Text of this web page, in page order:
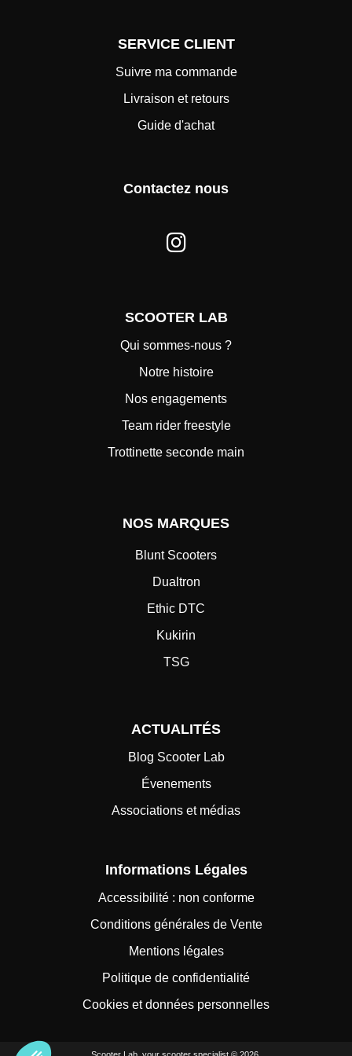
SERVICE CLIENT
Suivre ma commande
Livraison et retours
Guide d'achat
Contactez nous
SCOOTER LAB
Qui sommes-nous ?
Notre histoire
Nos engagements
Team rider freestyle
Trottinette seconde main
NOS MARQUES
Blunt Scooters
Dualtron
Ethic DTC
Kukirin
TSG
ACTUALITÉS
Blog Scooter Lab
Évenements
Associations et médias
Informations Légales
Accessibilité : non conforme
Conditions générales de Vente
Mentions légales
Politique de confidentialité
Cookies et données personnelles